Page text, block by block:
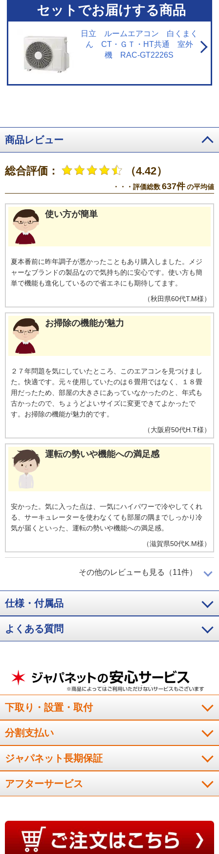
※5【浮遊物質を捕集・抑制/ニオイを抑制】閉鎖された実験設備に
おける試験結果によるもので、実使用空間での効果を示すものではありませ
ん。
※6【内部のカビを抑制／カビバスター】約20分間。室温・湿度が上昇
する場合あり。工場出荷時は設定されておらずお客様ご自身による設定が必
※7【国内唯一／ステンレス・クリーン システム】2026年3月1日時点
で販売されている国内家庭用エアコンにおいて。通風路、フラップにステン
レスを採用。
※8【最上位モデルにも搭載／凍結洗浄 除菌ヒートプラス】X
シリーズ搭載「凍結洗浄ヒートプラス」とは加熱温度が異なる。手動運転の
満足度。2023年11月調査。N=6,455。
※10【フィルター掃除で約10％の省
入れ】ダストボックスは半年に1回を目安に定期的に確認して、ホコリがたま
っているようならお手入れをしてください。
※13【最上位モデルにも搭載
／プラズマイオン空清】Xシリーズ搭載「パワフルPremiumプラズマ空清」と
ラスチック素材とステンレスの比較。JIS粉体8種・11種混合。約8時間送風運
※15【除菌／ステンレス通風路・ス
テンレスフラップ】エアコンから出る空気を除菌しているわけではありませ
り運転で省エネ】RAS-GT4026D、洋室14畳。冷房時:外気温35℃、設定温度
27℃、風速自動において、室温安定時の1時間あたりの積算消費電力量が
［ecoこれっきり］ON（262Wh）とOFF（303Wh）との比較。カーテンを閉
め切った日射量の少ない日中を想定。
の室外機の吸い込み空気温度。ベランダなど狭小スペースに設置した場合、
ださい。また、高温の場合、製品保護のため運転しないことがあります。使
用環境により能力が低下する場合があります。
※18【国内唯一／室外機ま
で凍結洗浄】2026年4月時点で販売されている国内家庭用エアコンにおいて。
セットでお届けする商品
日立 ルームエアコン 白くまく
ん CT・ＧＴ・HT共通 室外
機 RAC-GT2226S
商品レビュー
総合評価： （4.42）
・・・評価総数637件の平均値
使い方が簡単
夏本番前に昨年調子が悪かったこともあり購入しました。メジ
ャーなブランドの製品なので気持ち的に安心です。使い方も簡
単で機能も進化しているので省エネにも期待してます。
（秋田県60代T.M様）
お掃除の機能が魅力
２７年問題を気にしていたところ、このエアコンを見つけまし
た。快適です。元々使用していたのは６畳用ではなく、１８畳
用だったため、部屋の大きさにあっていなかったのと、年式も
古かったので、ちょうどよいサイズに変更できてよかったで
す。お掃除の機能が魅力的です。
（大阪府50代H.T様）
運転の勢いや機能への満足感
安かった。気に入った点は、一気にハイパワーで冷やしてくれ
る、サーキュレーターを使わなくても部屋の隅までしっかり冷
気が届くといった、運転の勢いや機能への満足感。
（滋賀県50代K.M様）
本格的な季節が楽しみ
２０２７年のエアコン問題を知り、室外機から異音がしていた
ので買い替えを検討。寝室につけたので、まだ暑くて寝れない
日がないため、試運転程度ですが、音も静かでエアコンのお手
みはっておやすみが便利
ていたので、こちらを購入。単なる切りタイマーではなくて、
みはっておやすみの機能があるのは便利だと思いました。タイ
マーが切れると暑くて目が覚めてしまうので、買い換える前は
K.T様）
その他のレビューも見る（11件）
仕様・付属品
よくある質問
下取り・設置・取付
分割支払い
ジャパネット長期保証
アフターサービス